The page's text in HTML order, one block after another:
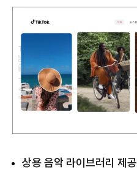
상용 음악 라이브러리 제공